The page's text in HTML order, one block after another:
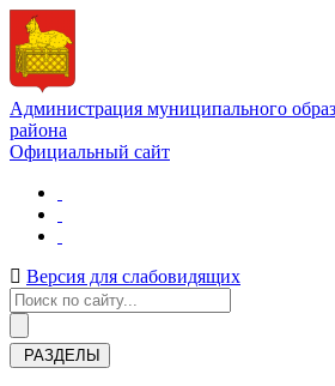
Администрация муниципального
района
Официальный сайт
Версия для слабовидящих
РАЗДЕЛЫ